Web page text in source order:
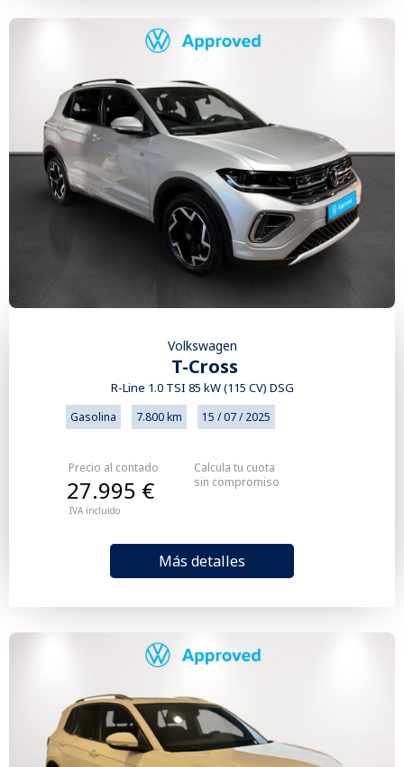
Volkswagen
T-Cross
R-Line 1.0 TSI 85 kW (115 CV) DSG
Gasolina 7.800 km 15 / 07 / 2025
Precio al contado
IVA incluido
27.995 €
Más detalles
Calcula tu cuota
sin compromiso